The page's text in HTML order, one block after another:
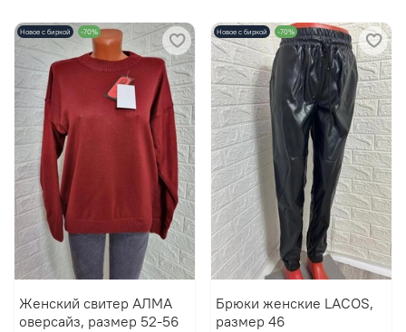
Новое с биркой -70%
Женский свитер АЛМА
оверсайз, размер 52-56
Новое с биркой -70%
Брюки женские LACOS,
размер 46